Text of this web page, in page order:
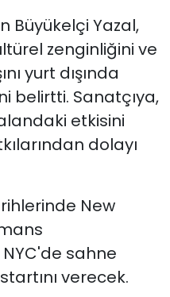
Büyükelçi Yazal,
zenginliğini ve
yurt dışında
belirtti. Sanatçıya,
etkisini
dolayı
New
sahne
verecek.